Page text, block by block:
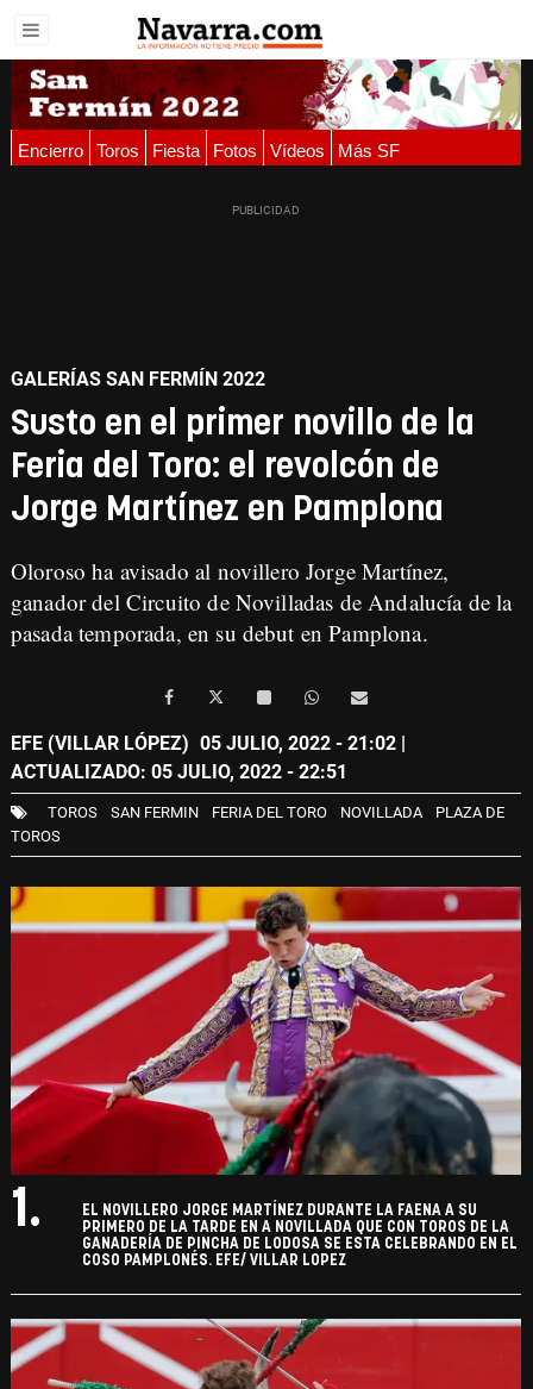
Encierro Toros Fiesta Fotos Vídeos Más SF
GALERÍAS SAN FERMÍN 2022
Susto en el primer novillo de la
Feria del Toro: el revolcón de
Jorge Martínez en Pamplona
Oloroso ha avisado al novillero Jorge Martínez,
ganador del Circuito de Novilladas de Andalucía de la
pasada temporada, en su debut en Pamplona.
EFE (VILLAR LÓPEZ) 05 JULIO, 2022 - 21:02
ACTUALIZADO: 05 JULIO, 2022 - 22:51
TOROS SAN FERMIN FERIA DEL TORO NOVILLADA
PLAZA DE
TOROS
1.
EL NOVILLERO JORGE MARTÍNEZ DURANTE LA FAENA A SU
PRIMERO DE LA TARDE EN A NOVILLADA QUE CON TOROS DE LA
GANADERÍA DE PINCHA DE LODOSA SE ESTA CELEBRANDO EN EL
COSO PAMPLONÉS. EFE/ VILLAR LOPEZ